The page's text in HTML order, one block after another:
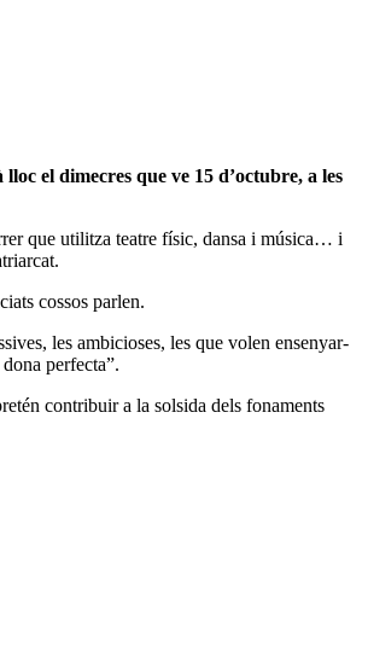
el dimecres que ve 15 d’octubre, a les
que utilitza teatre físic, dansa i música… i
cossos parlen.
les ambicioses, les que volen ensenyar-
perfecta”.
contribuir a la solsida dels fonaments